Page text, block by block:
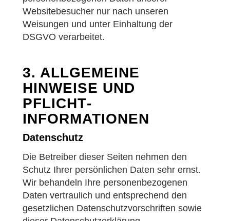
Websitebesucher nur nach unseren
Weisungen und unter Einhaltung der
DSGVO verarbeitet.
3. ALLGEMEINE
HINWEISE UND
PFLICHT­
INFORMATIONEN
Datenschutz
Die Betreiber dieser Seiten nehmen den
Schutz Ihrer persönlichen Daten sehr ernst.
Wir behandeln Ihre personenbezogenen
Daten vertraulich und entsprechend den
gesetzlichen Datenschutzvorschriften sowie